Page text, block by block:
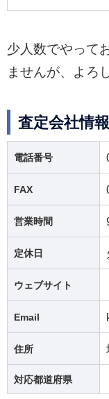
少人数でやって
ませんが、よろ
査定会社情報
電話番号
FAX
営業時間
定休日
ウェブサイト
Email
住所
対応都道府県